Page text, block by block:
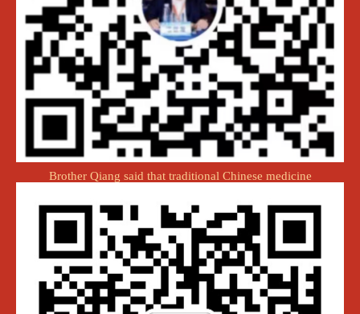
Brother Qiang said that traditional Chinese medicine